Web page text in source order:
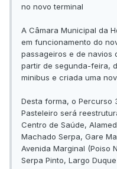
no novo terminal
A Câmara Municipal da
em funcionamento do
passageiros e de navios
partir de segunda-feira,
minibus e criada uma
Desta forma, o Percurso
Pasteleiro será
Centro de Saúde,
Machado Serpa, Gare
Avenida Marginal (Poiso
Serpa Pinto, Largo